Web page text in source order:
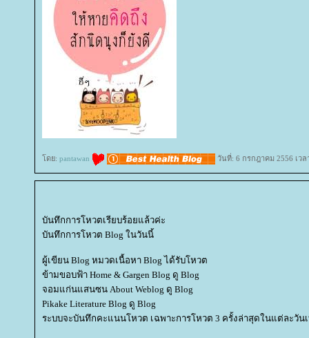
ดย: pantawan วันที่: 6 กรกฎาคม 2556 เวล
บันทึกการโหวตเรียบร้อยแล้วค่ะ
บันทึกการโหวต Blog ในวันนี้
ผู้เขียน Blog หมวดเนื้อหา Blog ได้รับโหวต
ข้ามขอบฟ้า Home & Gargen Blog ดู Blog
จอมแก่นแสนซน About Weblog ดู Blog
Pikake Literature Blog ดู Blog
ระบบจะบันทึกคะแนนโหวต เฉพาะการโหวต 3 ครั้งล่าสุดในแต่ละวัน